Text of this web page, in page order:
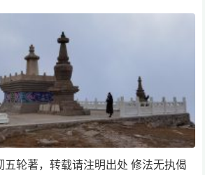
轮著，转载请注明出处 修法无执偈